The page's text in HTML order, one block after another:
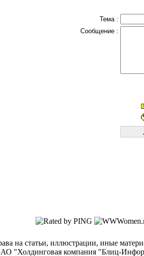
Тема :
Сообщение :
на статьи, иллюстрации, иные
"Холдинговая компания "Блиц-